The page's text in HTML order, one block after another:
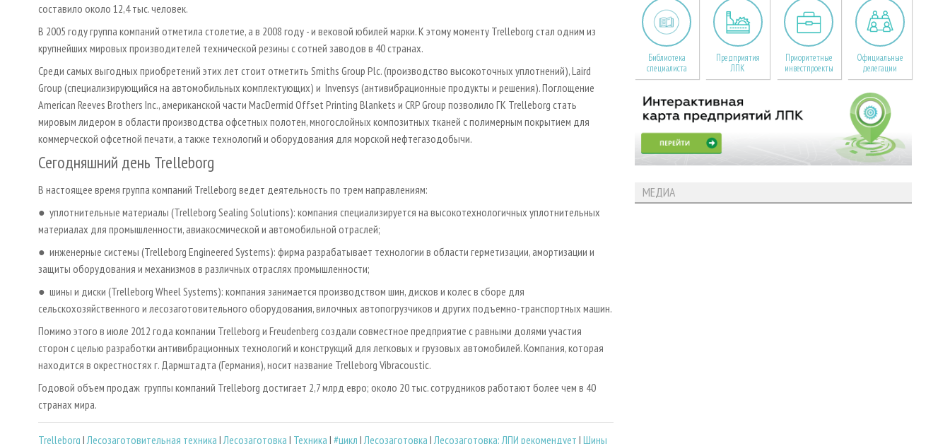
составило около 12,4 тыс. человек.
В 2005 году группа компаний отметила столетие, а в 2008 году - и вековой юбилей марки. К этому моменту Trelleborg стал одним из
крупнейших мировых производителей технической резины с сотней заводов в 40 странах.
Среди самых выгодных приобретений этих лет стоит отметить Smiths Group Plc. (производство высокоточных уплотнений), Laird
Group (специализирующийся на автомобильных комплектующих) и Invensys (антивибрационные продукты и решения). Поглощение
American Reeves Brothers Inc., американской части MacDermid Offset Printing Blankets и CRP Group позволило ГК Trelleborg стать
мировым лидером в области производства офсетных полотен, многослойных композитных тканей с полимерным покрытием для
коммерческой офсетной печати, а также технологий и оборудования для морской нефтегазодобычи.
Сегодняшний день Trelleborg
В настоящее время группа компаний Trelleborg ведет деятельность по трем направлениям:
● уплотнительные материалы (Trelleborg Sealing Solutions): компания специализируется на высокотехнологичных уплотнительных
материалах для промышленности, авиакосмической и автомобильной отраслей;
● инженерные системы (Trelleborg Engineered Systems): фирма разрабатывает технологии в области герметизации, амортизации и
защиты оборудования и механизмов в различных отраслях промышленности;
● шины и диски (Trelleborg Wheel Systems): компания занимается производством шин, дисков и колес в сборе для
сельскохозяйственного и лесозаготовительного оборудования, вилочных автопогрузчиков и других подъемно-транспортных машин.
Помимо этого в июле 2012 года компании Trelleborg и Freudenberg создали совместное предприятие с равными долями участия
сторон с целью разработки антивибрационных технологий и конструкций для легковых и грузовых автомобилей. Компания, которая
находится в окрестностях г. Дармштадта (Германия), носит название Trelleborg Vibracoustic.
Годовой объем продаж группы компаний Trelleborg достигает 2,7 млрд евро; около 20 тыс. сотрудников работают более чем в 40
странах мира.
Trelleborg |Лесозаготовительная техника |Лесозаготовка | Техника | #цикл |Лесозаготовка |Лесозаготовка: ЛПИ рекомендует | Шины
Библиотека
специалиста
Предприятия
ЛПК
Приоритетные
инвестпроекты
Официальные
делегации
МЕДИА